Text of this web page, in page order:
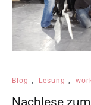
Blog , Lesung ,